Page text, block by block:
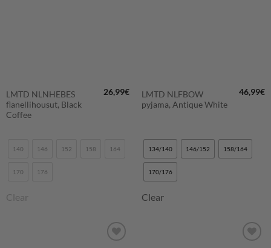
LMTD NLNHEBES
flanellihousut, Black
Coffee
26,99€
140 146 152 158 164
170 176
Clear
LMTD NLFBOW
pyjama, Antique White
46,99€
134/140 146/152 158/164
170/176
Clear